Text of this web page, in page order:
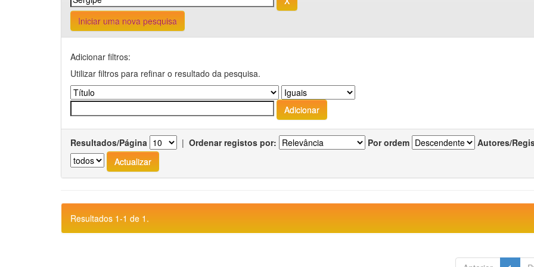
Iniciar uma nova pesquisa
Adicionar filtros:
Utilizar filtros para refinar o resultado da pesquisa.
Resultados/Página | Ordenar registos por: Por ordem Autores/
Resultados 1-1 de 1.